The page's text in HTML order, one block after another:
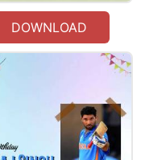
DOWNLOAD